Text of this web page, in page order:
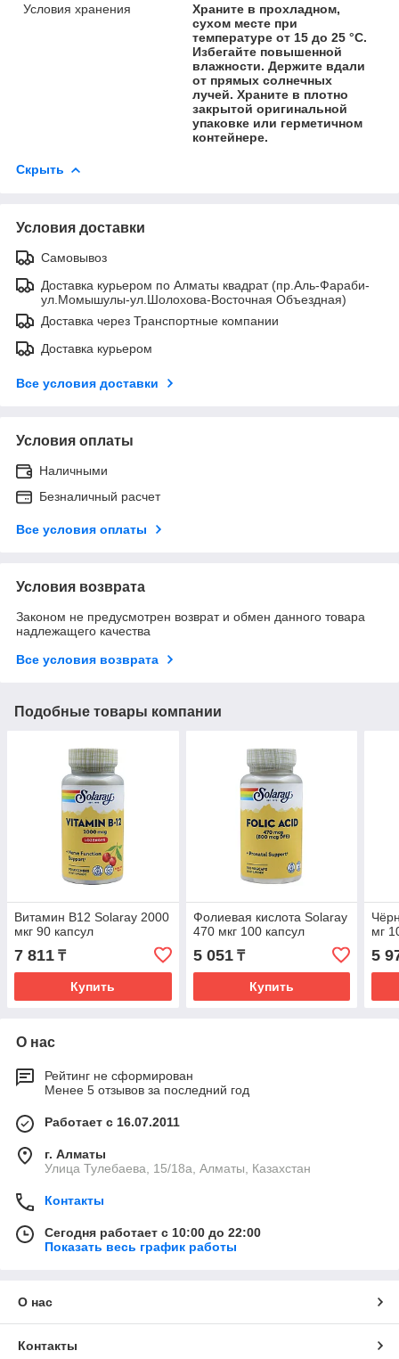
Условия хранения
Храните в прохладном,
сухом месте при
температуре от 15 до 25 °С.
Избегайте повышенной
влажности. Держите вдали
от прямых солнечных
лучей. Храните в плотно
закрытой оригинальной
упаковке или герметичном
контейнере.
Скрыть
Условия доставки
Самовывоз
Доставка курьером по Алматы квадрат (пр.Аль-Фараби-
ул.Момышулы-ул.Шолохова-Восточная Объездная)
Доставка через Транспортные компании
Доставка курьером
Все условия доставки
Условия оплаты
Наличными
Безналичный расчет
Все условия оплаты
Условия возврата
Законом не предусмотрен возврат и обмен данного товара
надлежащего качества
Все условия возврата
Подобные товары компании
Витамин B12 Solaray 2000
мкг 90 капсул
7 811 ₸
Купить
Фолиевая кислота Solaray
470 мкг 100 капсул
5 051₸
Купить
мг
5
О нас
Рейтинг не сформирован
Менее 5 отзывов за последний год
Работает с 16.07.2011
г. Алматы
Улица Тулебаева, 15/18а, Алматы, Казахстан
Контакты
Сегодня работает с 10:00 до 22:00
Показать весь график работы
О нас
Контакты